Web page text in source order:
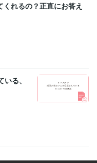
れるの？正直にお答え
る、